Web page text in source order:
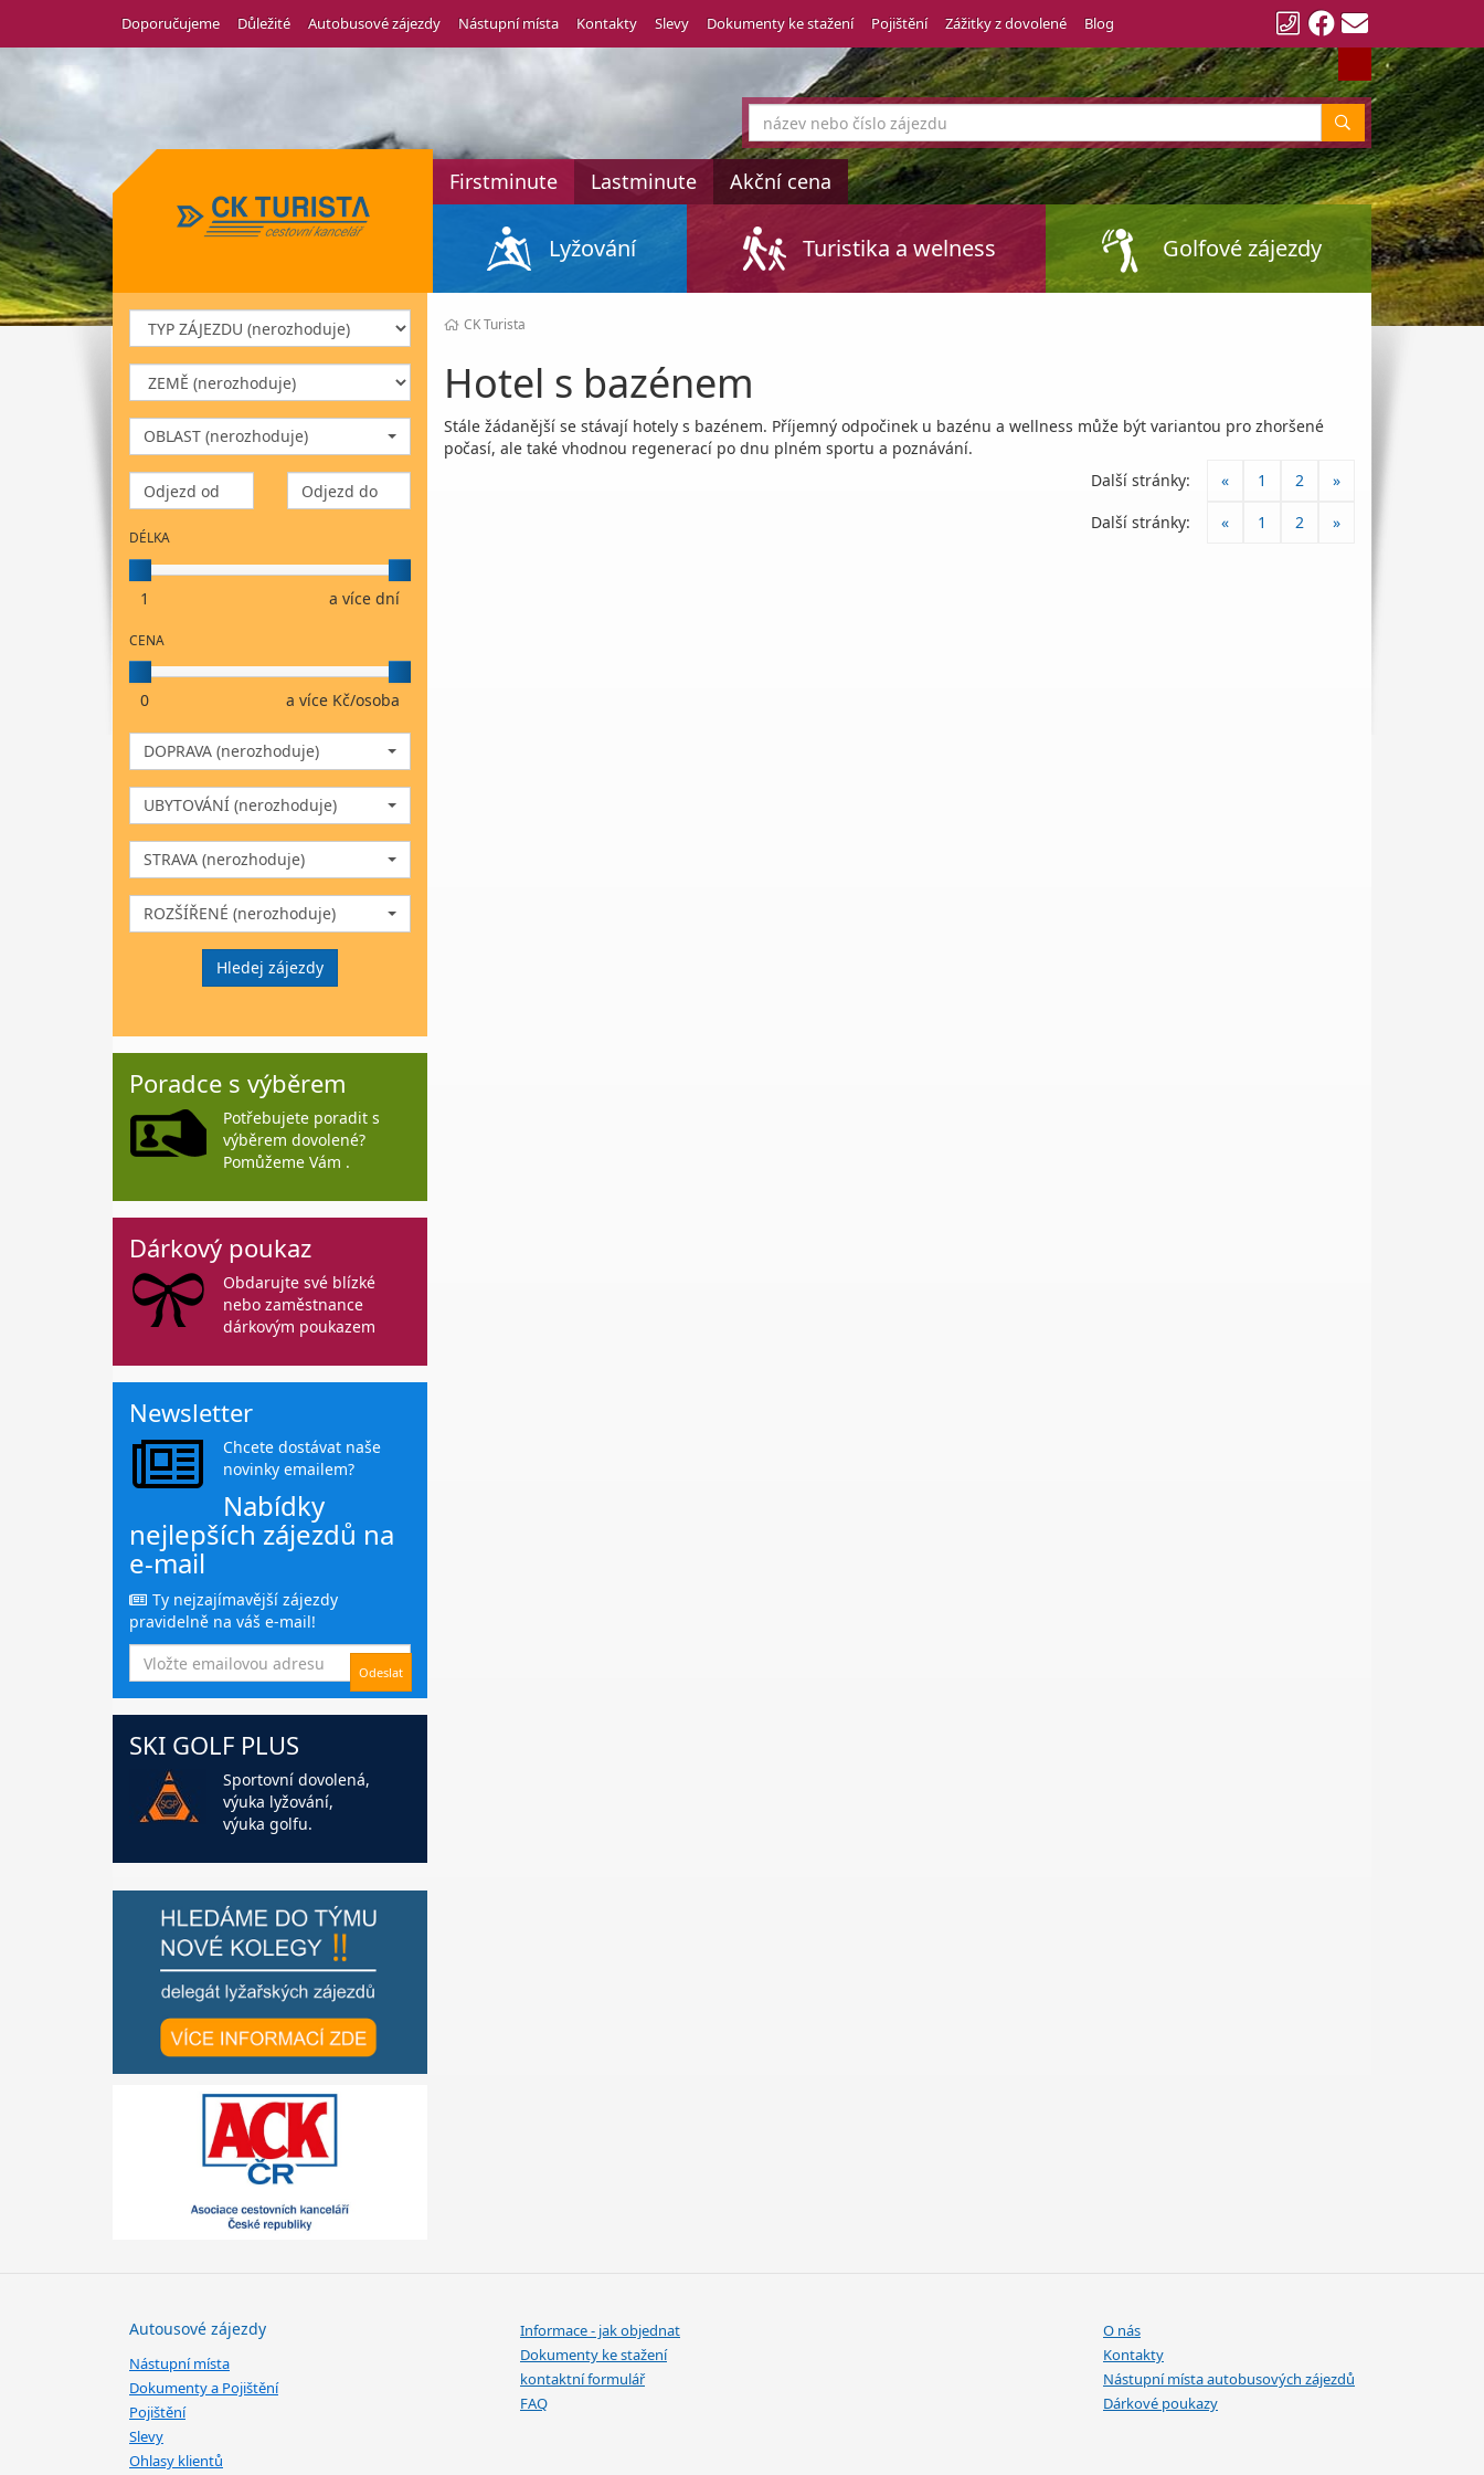
Doporučujeme Důležité Autobusové zájezdy Nástupní místa Kontakty Slevy Dokumenty ke stažení Pojištění Zážitky z dovolené Blog
hledáte
Vyhledat
Firstminute Lastminute Akční cena
Lyžování Turistika a welness Golfové zájezdy
CK Turista
Hotel s bazénem
Stále žádanější se stávají hotely s bazénem. Příjemný odpočinek u bazénu a wellness může být variantou pro zhoršené
počasí, ale také vhodnou regenerací po dnu plném sportu a poznávání.
Další stránky:
« 1 2
»
Další stránky:
« 1 2 »
OBLAST (nerozhoduje)
DÉLKA
1 a více dní
CENA
0 a více Kč/osoba
DOPRAVA (nerozhoduje)
UBYTOVÁNÍ (nerozhoduje)
STRAVA (nerozhoduje)
ROZŠÍŘENÉ (nerozhoduje)
Hledej zájezdy
Poradce s výběrem
Potřebujete poradit s
výběrem dovolené?
Pomůžeme Vám .
Dárkový poukaz
Obdarujte své blízké
nebo zaměstnance
dárkovým poukazem
Newsletter
Chcete dostávat naše
novinky emailem?
Nabídky
nejlepších zájezdů na
e-mail
Ty nejzajímavější zájezdy
pravidelně na váš e-mail!
SKI GOLF PLUS
Sportovní dovolená,
výuka lyžování,
výuka golfu.
Autousové zájezdy
Nástupní místa
Dokumenty a Pojištění
Pojištění
Slevy
Ohlasy klientů
Informace - jak objednat
Dokumenty ke stažení
kontaktní formulář
FAQ
O nás
Kontakty
Nástupní místa autobusových zájezdů
Dárkové poukazy